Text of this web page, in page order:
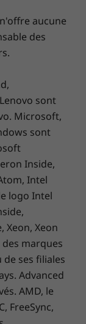
aucune
des
sont
Microsoft,
sont
Inside,
Intel
logo Intel
Xeon, Xeon
marques
ses filiales
Advanced
AMD, le
FreeSync,